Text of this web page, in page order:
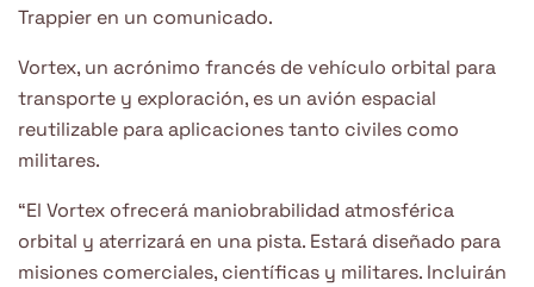
Trappier en un comunicado.
Vortex, un acrónimo francés de vehículo orbital para
transporte y exploración, es un avión espacial
reutilizable para aplicaciones tanto civiles como
militares.
“El Vortex ofrecerá maniobrabilidad atmosférica
orbital y aterrizará en una pista. Estará diseñado para
misiones comerciales, científicas y militares. Incluirán